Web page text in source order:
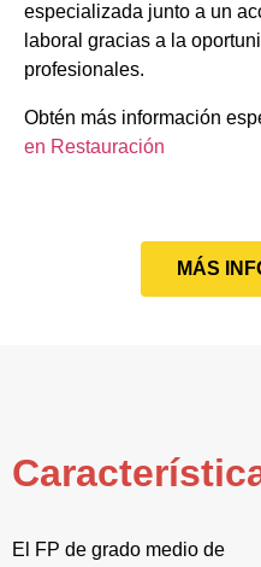
especializada junto a un
laboral gracias a la
profesionales.
Obtén más información
en Restauración
MÁS
El FP de grado medio de